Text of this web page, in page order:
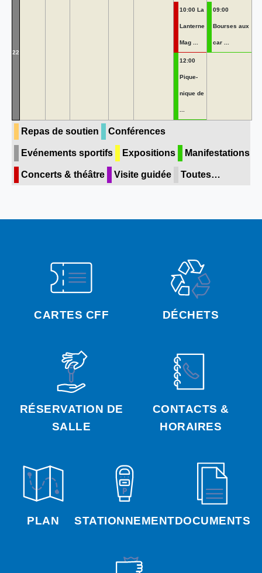
CARTES CFF DÉCHETS
RÉSERVATION DE
SALLE
CONTACTS &
HORAIRES
PLAN STATIONNEMENTDOCUMENTS
22
10:00 La
Lanterne
Mag ...
12:00
Pique-
nique de
...
09:00
Bourses aux
car ...
Repas de soutien Conférences
Evénements sportifs Expositions Manifestations
Concerts & théâtre Visite guidée Toutes…